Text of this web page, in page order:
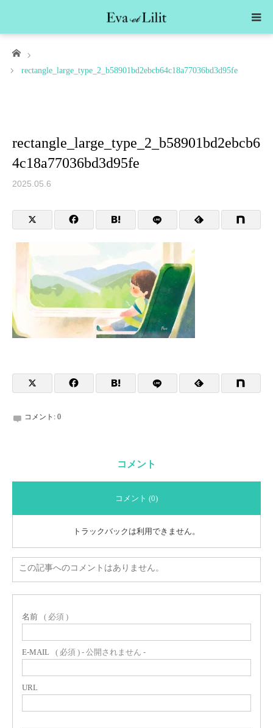
ホーム
rectangle_large_type_2_b58901bd2ebcb64c18a77036bd3d95fe
rectangle_large_type_2_b58901bd2ebcb6
4c18a77036bd3d95fe
2025.05.6
コメント: 0
コメント
コメント (0)
トラックバックは利用できません。
この記事へのコメントはありません。
名前 ( 必須 )
E-MAIL ( 必須 ) - 公開されません -
URL